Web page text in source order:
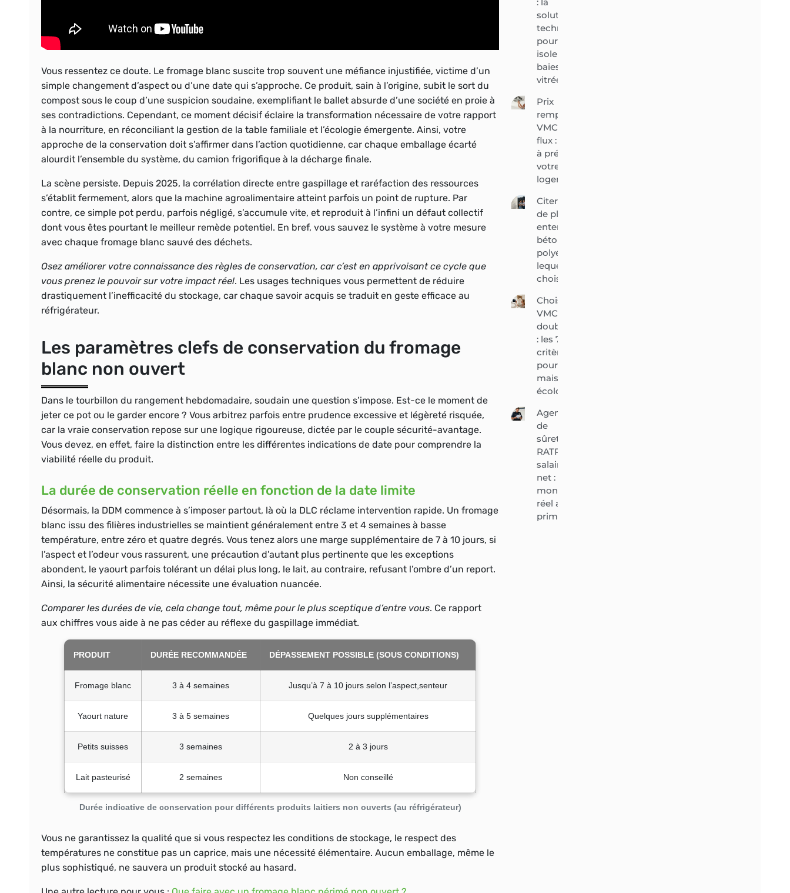
Vous ressentez ce doute. Le fromage blanc suscite trop souvent une méfiance injustifiée, victime d’un
simple changement d’aspect ou d’une date qui s’approche. Ce produit, sain à l’origine, subit le sort du
compost sous le coup d’une suspicion soudaine, exemplifiant le ballet absurde d’une société en proie à
ses contradictions. Cependant, ce moment décisif éclaire la transformation nécessaire de votre rapport
à la nourriture, en réconciliant la gestion de la table familiale et l’écologie émergente. Ainsi, votre
approche de la conservation doit s’affirmer dans l’action quotidienne, car chaque emballage écarté
alourdit l’ensemble du système, du camion frigorifique à la décharge finale.
La scène persiste. Depuis 2025, la corrélation directe entre gaspillage et raréfaction des ressources
s’établit fermement, alors que la machine agroalimentaire atteint parfois un point de rupture. Par
contre, ce simple pot perdu, parfois négligé, s’accumule vite, et reproduit à l’infini un défaut collectif
dont vous êtes pourtant le meilleur remède potentiel. En bref, vous sauvez le système à votre mesure
avec chaque fromage blanc sauvé des déchets.
Osez améliorer votre connaissance des règles de conservation, car c’est en apprivoisant ce cycle que
vous prenez le pouvoir sur votre impact réel. Les usages techniques vous permettent de réduire
drastiquement l’inefficacité du stockage, car chaque savoir acquis se traduit en geste efficace au
réfrigérateur.
Les paramètres clefs de conservation du fromage
blanc non ouvert
Dans le tourbillon du rangement hebdomadaire, soudain une question s’impose. Est-ce le moment de
jeter ce pot ou le garder encore ? Vous arbitrez parfois entre prudence excessive et légèreté risquée,
car la vraie conservation repose sur une logique rigoureuse, dictée par le couple sécurité-avantage.
Vous devez, en effet, faire la distinction entre les différentes indications de date pour comprendre la
viabilité réelle du produit.
La durée de conservation réelle en fonction de la date limite
Désormais, la DDM commence à s’imposer partout, là où la DLC réclame intervention rapide. Un fromage
blanc issu des filières industrielles se maintient généralement entre 3 et 4 semaines à basse
température, entre zéro et quatre degrés. Vous tenez alors une marge supplémentaire de 7 à 10 jours, si
l’aspect et l’odeur vous rassurent, une précaution d’autant plus pertinente que les exceptions
abondent, le yaourt parfois tolérant un délai plus long, le lait, au contraire, refusant l’ombre d’un report.
Ainsi, la sécurité alimentaire nécessite une évaluation nuancée.
Comparer les durées de vie, cela change tout, même pour le plus sceptique d’entre vous. Ce rapport
aux chiffres vous aide à ne pas céder au réflexe du gaspillage immédiat.
Durée indicative de conservation pour différents produits laitiers non ouverts (au réfrigérateur)
PRODUIT DURÉE RECOMMANDÉE DÉPASSEMENT POSSIBLE (SOUS CONDITIONS)
Fromage blanc 3 à 4 semaines Jusqu’à 7 à 10 jours selon l’aspect,senteur
Yaourt nature 3 à 5 semaines Quelques jours supplémentaires
Petits suisses 3 semaines 2 à 3 jours
Lait pasteurisé 2 semaines Non conseillé
Vous ne garantissez la qualité que si vous respectez les conditions de stockage, le respect des
températures ne constitue pas un caprice, mais une nécessité élémentaire. Aucun emballage, même le
plus sophistiqué, ne sauvera un produit stocké au hasard.
: la
solution
technique
pour
isoler vos
baies
vitrées
Prix
remplacement
VMC simple
flux : le budget
à prévoir pour
votre
logement ?
Citerne eau
de pluie
enterrée : le
béton ou le
polyéthylène,
lequel
choisir ?
Choisir
VMC
double flux
: les 7
critères
pour une
maison
écologique
Agent
de
sûreté
RATP
salaire
net : le
montant
réel avec
primes ?